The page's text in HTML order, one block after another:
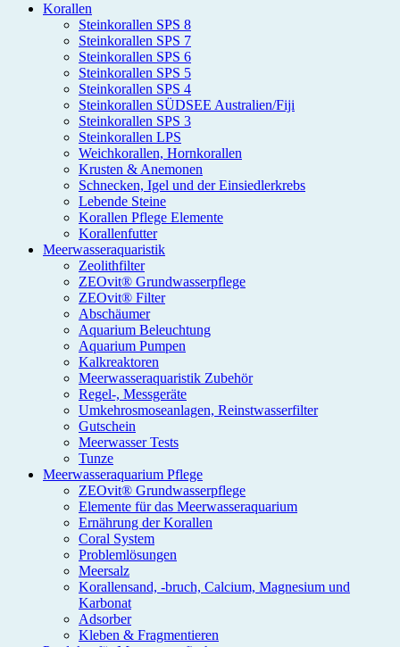
Korallen
Steinkorallen SPS 8
Steinkorallen SPS 7
Steinkorallen SPS 6
Steinkorallen SPS 5
Steinkorallen SPS 4
Steinkorallen SÜDSEE Australien/Fiji
Steinkorallen SPS 3
Steinkorallen LPS
Weichkorallen, Hornkorallen
Krusten & Anemonen
Schnecken, Igel und der Einsiedlerkrebs
Lebende Steine
Korallen Pflege Elemente
Korallenfutter
Meerwasseraquaristik
Zeolithfilter
ZEOvit® Grundwasserpflege
ZEOvit® Filter
Abschäumer
Aquarium Beleuchtung
Aquarium Pumpen
Kalkreaktoren
Meerwasseraquaristik Zubehör
Regel-, Messgeräte
Umkehrosmoseanlagen, Reinstwasserfilter
Gutschein
Meerwasser Tests
Tunze
Meerwasseraquarium Pflege
ZEOvit® Grundwasserpflege
Elemente für das Meerwasseraquarium
Ernährung der Korallen
Coral System
Problemlösungen
Meersalz
Korallensand, -bruch, Calcium, Magnesium und
Karbonat
Adsorber
Kleben & Fragmentieren